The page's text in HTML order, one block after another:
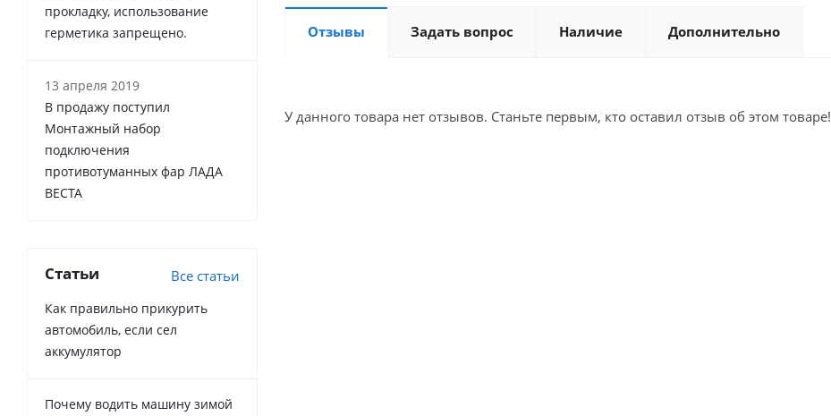
Отзывы Задать вопрос Наличие Дополнительно
У данного товара нет отзывов. Станьте первым, кто оставил отзыв об этом товаре!
прокладку, использование
герметика запрещено.
13 апреля 2019
В продажу поступил
Монтажный набор
подключения
противотуманных фар ЛАДА
ВЕСТА
Статьи Все статьи
Как правильно прикурить
автомобиль, если сел
аккумулятор
Почему водить машину зимой